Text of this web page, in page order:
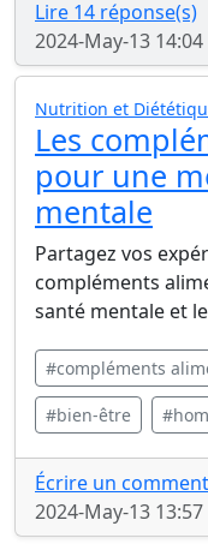
Lire 14 réponse(s)
2024-May-13 14:04
Nutrition et
Les
pour une
mentale
Partagez vos
compléments
santé mentale et
#compléments
#bien-être
Écrire un
2024-May-13 13:57